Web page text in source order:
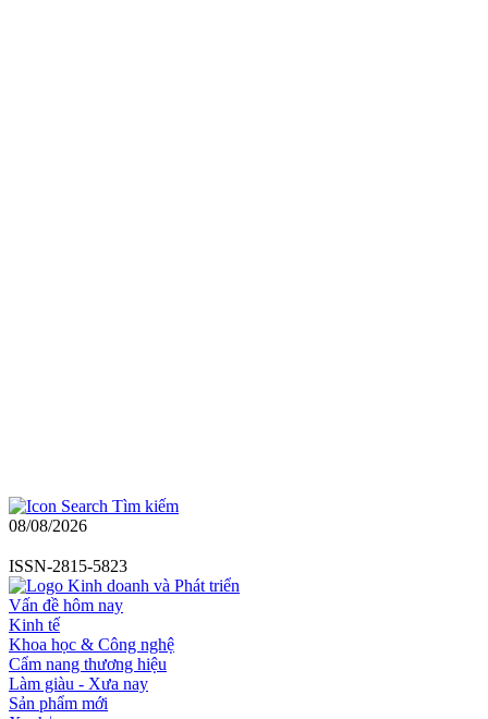
Tìm kiếm
08/08/2026
ISSN-2815-5823
Vấn đề hôm nay
Kinh tế
Khoa học & Công nghệ
Cẩm nang thương hiệu
Làm giàu - Xưa nay
Sản phẩm mới